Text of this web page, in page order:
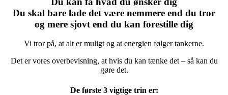
Du skal bare lade det være nemmere end du tror
og mere sjovt end du kan forestille dig
Vi tror på, at alt er muligt og at energien følger tankerne.
Det er vores overbevisning, at hvis du kan tænke det – så kan du
gøre det.
De første 3 vigtige trin er: